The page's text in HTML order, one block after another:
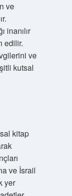
ve
inanılır
edilir.
ve
kutsal
kitap
ve İsrail
yer